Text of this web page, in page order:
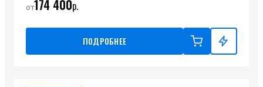
от174 400р.
ПОДРОБНЕЕ